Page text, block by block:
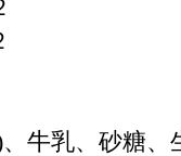
牛乳、砂糖、